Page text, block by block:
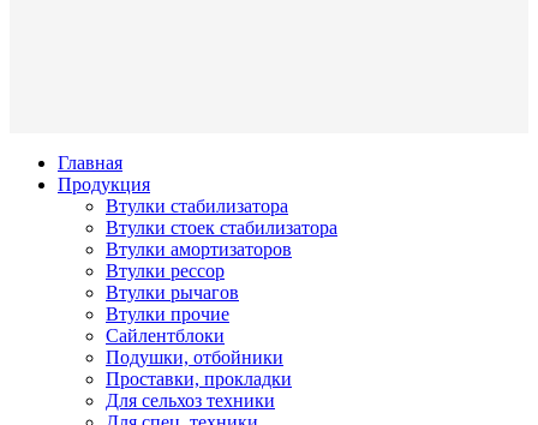
Главная
Продукция
Втулки стабилизатора
Втулки стоек стабилизатора
Втулки амортизаторов
Втулки рессор
Втулки рычагов
Втулки прочие
Сайлентблоки
Подушки, отбойники
Проставки, прокладки
Для сельхоз техники